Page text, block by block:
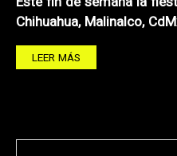
Chihuahua, Malinalco,
LEER MÁS